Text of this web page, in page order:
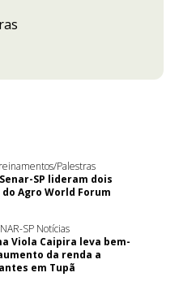
Palestras
SP lideram dois
Agro World Forum
SP Notícias
Viola Caipira leva bem-
da renda a
em Tupã